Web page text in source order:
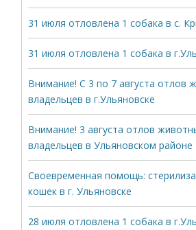
31 июля отловлена 1 собака в с.
31 июля отловлена 1 собака в
Внимание! С 3 по 7 августа отлов
владельцев в г.Ульяновске
Внимание! 3 августа отлов
владельцев в Ульяновском районе
Своевременная помощь:
кошек в г. Ульяновске
28 июля отловлена 1 собака в